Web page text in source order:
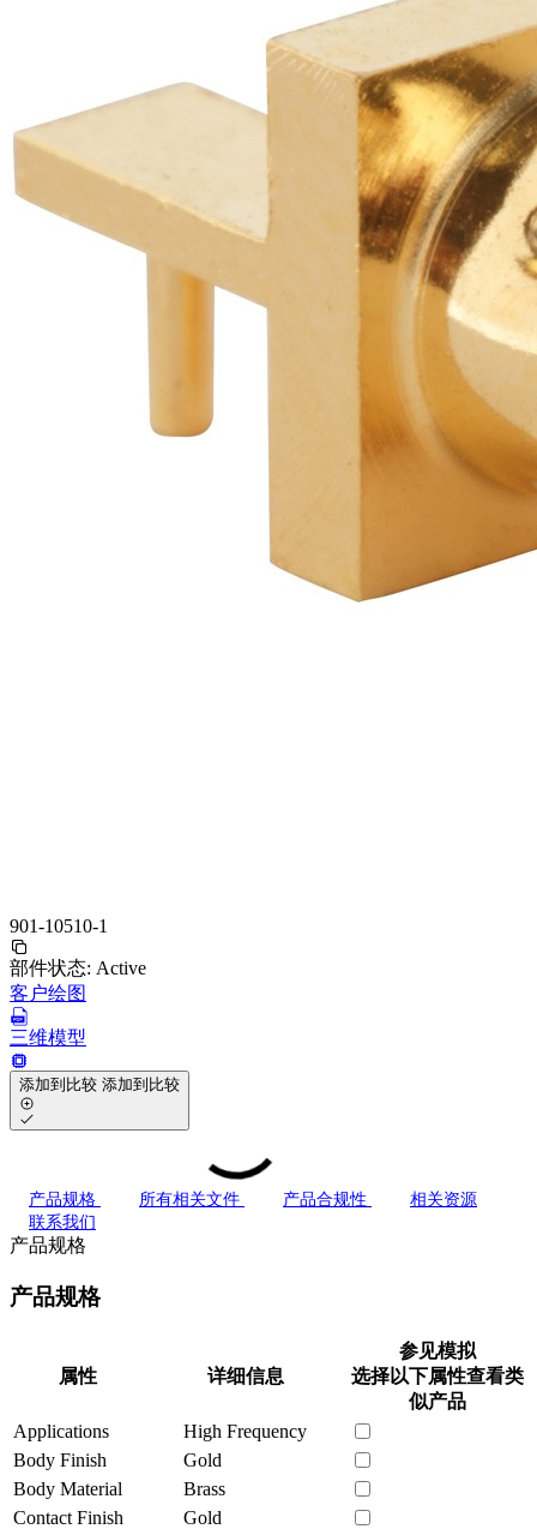
901-10510-1
部件状态: Active
客户绘图
三维模型
添加到比较 添加到比较
产品规格 所有相关文件 产品合规性
相关资源
联系我们
产品规格
产品规格
属性 详细信息
参见模拟
选择以下属性查看类
似产品
Applications
High Frequency
Body Finish
Gold
Body Material
Brass
Contact Finish
Gold